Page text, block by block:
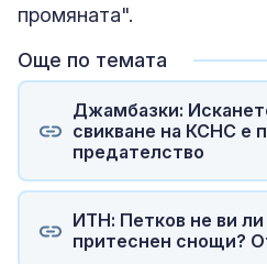
промяната".
Още по темата
Джамбазки:
свикване на КСНС е
предателство
ИТН: Петков не ви
притеснен снощи?